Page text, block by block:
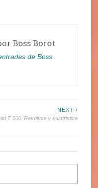
Boss Borot
de Boss
NEXT ›
T 500: Revoluce v kulturistice